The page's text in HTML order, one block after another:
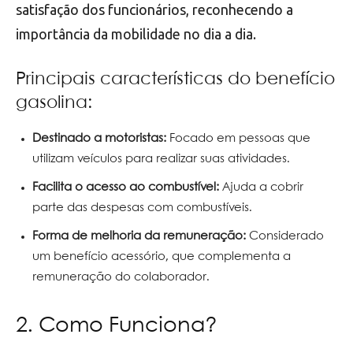
satisfação dos funcionários, reconhecendo a
importância da mobilidade no dia a dia.
Principais características do benefício
gasolina:
Destinado a motoristas: Focado em pessoas que
utilizam veículos para realizar suas atividades.
Facilita o acesso ao combustível: Ajuda a cobrir
parte das despesas com combustíveis.
Forma de melhoria da remuneração: Considerado
um benefício acessório, que complementa a
remuneração do colaborador.
2. Como Funciona?